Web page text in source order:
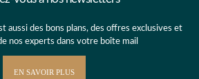
aussi des bons plans, des offres exclusives et
nos experts dans votre boîte mail
EN SAVOIR PLUS